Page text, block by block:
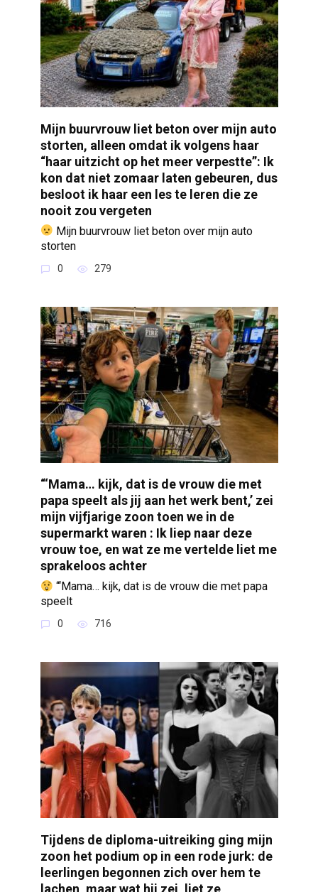
Mijn buurvrouw liet beton over mijn auto
storten, alleen omdat ik volgens haar
“haar uitzicht op het meer verpestte”: Ik
kon dat niet zomaar laten gebeuren, dus
besloot ik haar een les te leren die ze
nooit zou vergeten
Mijn buurvrouw liet beton over mijn auto
storten
0 279
“‘Mama… kijk, dat is de vrouw die met
papa speelt als jij aan het werk bent,’ zei
mijn vijfjarige zoon toen we in de
supermarkt waren : Ik liep naar deze
vrouw toe, en wat ze me vertelde liet me
sprakeloos achter
“‘Mama… kijk, dat is de vrouw die met papa
speelt
0 716
Tijdens de diploma-uitreiking ging mijn
zoon het podium op in een rode jurk: de
leerlingen begonnen zich over hem te
lachen, maar wat hij zei, liet ze